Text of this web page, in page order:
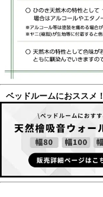
ベッドルームにおススメ！